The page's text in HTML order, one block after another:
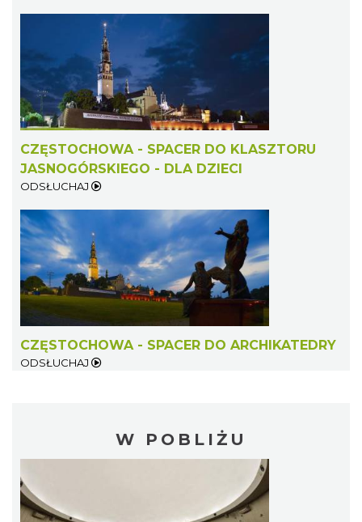
CZĘSTOCHOWA - SPACER DO KLASZTORU
JASNOGÓRSKIEGO - DLA DZIECI
ODSŁUCHAJ
CZĘSTOCHOWA - SPACER DO ARCHIKATEDRY
ODSŁUCHAJ
W POBLIŻU